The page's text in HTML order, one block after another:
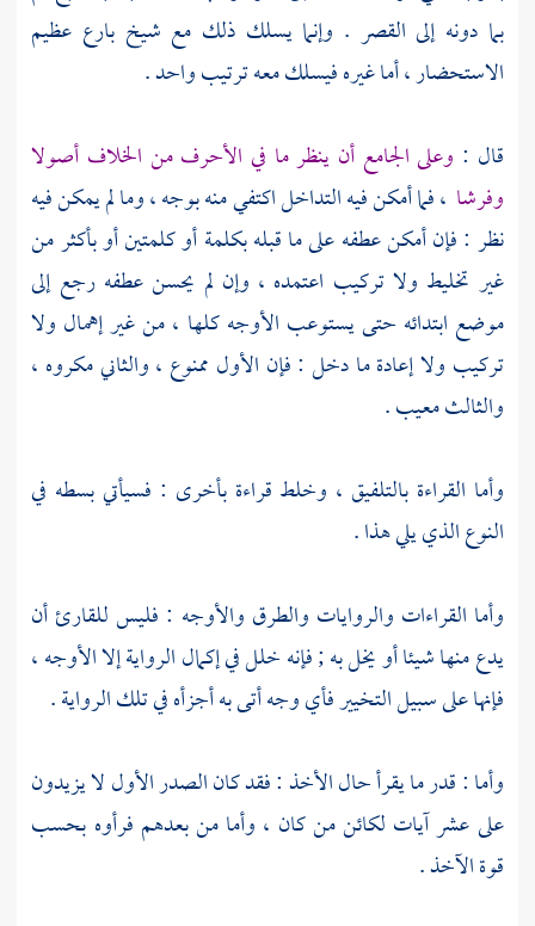
بما دونه إلى القصر . وإنما يسلك ذلك مع شيخ بارع عظيم
الاستحضار ، أما غيره فيسلك معه ترتيب واحد .
قال : وعلى الجامع أن ينظر ما في الأحرف من الخلاف أصولا
وفرشا ، فما أمكن فيه التداخل اكتفي منه بوجه ، وما لم يمكن فيه
نظر : فإن أمكن عطفه على ما قبله بكلمة أو كلمتين أو بأكثر من
غير تخليط ولا تركيب اعتمده ، وإن لم يحسن عطفه رجع إلى
موضع ابتدائه حتى يستوعب الأوجه كلها ، من غير إهمال ولا
تركيب ولا إعادة ما دخل : فإن الأول ممنوع ، والثاني مكروه ،
والثالث معيب .
وأما القراءة بالتلفيق ، وخلط قراءة بأخرى : فسيأتي بسطه في
النوع الذي يلي هذا .
وأما القراءات والروايات والطرق والأوجه : فليس للقارئ أن
يدع منها شيئا أو يخل به ; فإنه خلل في إكمال الرواية إلا الأوجه ،
فإنها على سبيل التخيير فأي وجه أتى به أجزأه في تلك الرواية .
وأما : قدر ما يقرأ حال الأخذ : فقد كان الصدر الأول لا يزيدون
على عشر آيات لكائن من كان ، وأما من بعدهم فرأوه بحسب
قوة الآخذ .